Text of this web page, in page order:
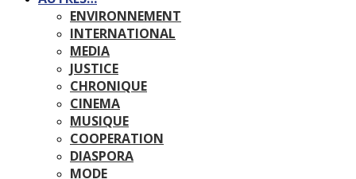
ENVIRONNEMENT
INTERNATIONAL
MEDIA
JUSTICE
CHRONIQUE
CINEMA
MUSIQUE
COOPERATION
DIASPORA
MODE